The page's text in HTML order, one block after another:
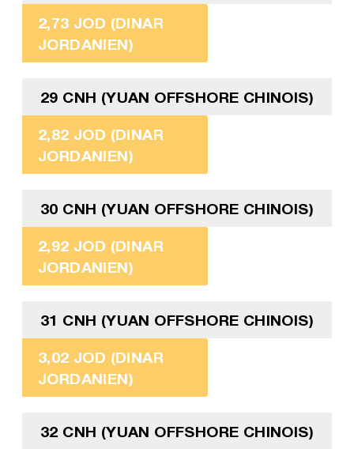
2,73 JOD (DINAR
JORDANIEN)
29 CNH (YUAN OFFSHORE CHINOIS)
2,82 JOD (DINAR
JORDANIEN)
30 CNH (YUAN OFFSHORE CHINOIS)
2,92 JOD (DINAR
JORDANIEN)
31 CNH (YUAN OFFSHORE CHINOIS)
3,02 JOD (DINAR
JORDANIEN)
32 CNH (YUAN OFFSHORE CHINOIS)